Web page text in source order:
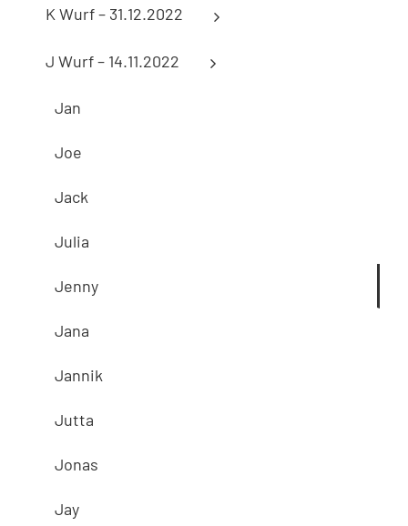
K Wurf – 31.12.2022
J Wurf – 14.11.2022
Jan
Joe
Jack
Julia
Jenny
Jana
Jannik
Jutta
Jonas
Jay